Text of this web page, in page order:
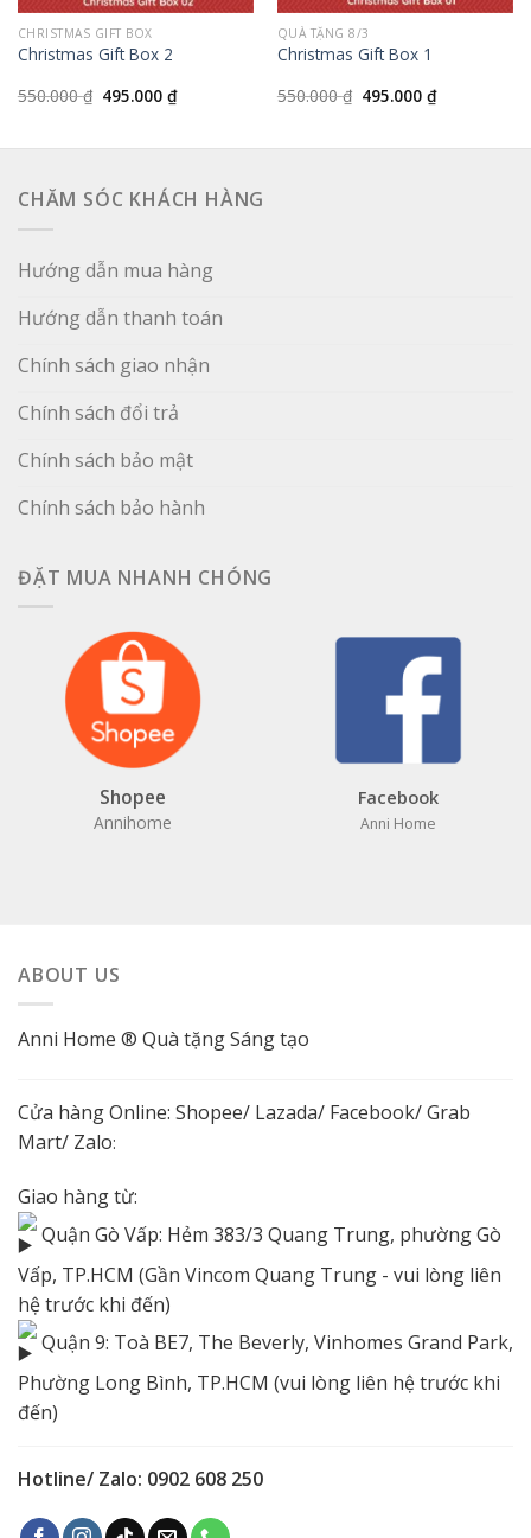
CHRISTMAS GIFT BOX
Christmas Gift Box 2
550.000₫ Giá
gốc
495.000 ₫Giá
hiện
495.000 ₫.
QUÀ TẶNG 8/3
Christmas Gift Box 1
550.000₫ Giá
gốc
495.000 ₫Giá
hiện
495.000 ₫.
CHĂM SÓC KHÁCH HÀNG
Hướng dẫn mua hàng
Hướng dẫn thanh toán
Chính sách giao nhận
Chính sách đổi trả
Chính sách bảo mật
Chính sách bảo hành
ĐẶT MUA NHANH CHÓNG
Shopee
Annihome
Facebook
Anni Home
ABOUT US
Anni Home ® Quà tặng Sáng tạo
Cửa hàng Online: Shopee/ Lazada/ Facebook/ Grab
Mart/ Zalo:
Giao hàng từ:
Quận Gò Vấp: Hẻm 383/3 Quang Trung, phường Gò
Vấp, TP.HCM (Gần Vincom Quang Trung - vui lòng liên
hệ trước khi đến)
Quận 9: Toà BE7, The Beverly, Vinhomes Grand Park,
Phường Long Bình, TP.HCM (vui lòng liên hệ trước khi
đến)
Hotline/ Zalo: 0902 608 250